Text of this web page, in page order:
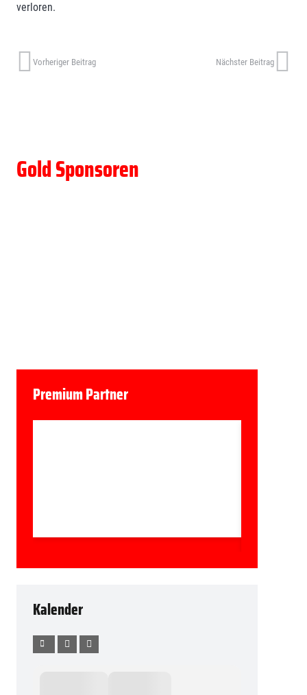
verloren.
Vorheriger Beitrag Nächster Beitrag
Gold Sponsoren
Premium Partner
Kalender